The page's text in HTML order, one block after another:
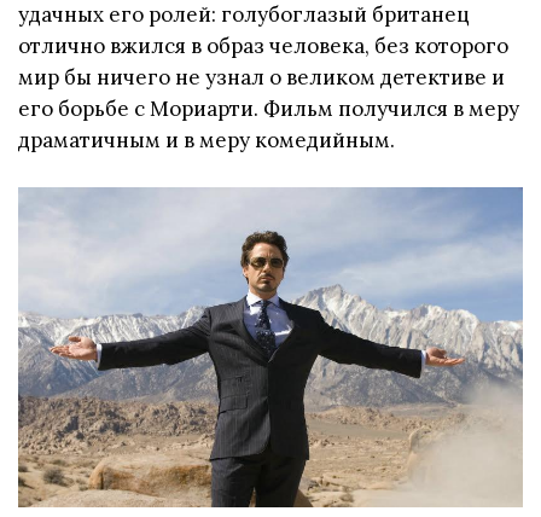
удачных его ролей: голубоглазый британец
отлично вжился в образ человека, без которого
мир бы ничего не узнал о великом детективе и
его борьбе с Мориарти. Фильм получился в меру
драматичным и в меру комедийным.